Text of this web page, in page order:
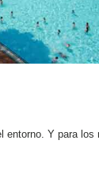
entorno. Y para